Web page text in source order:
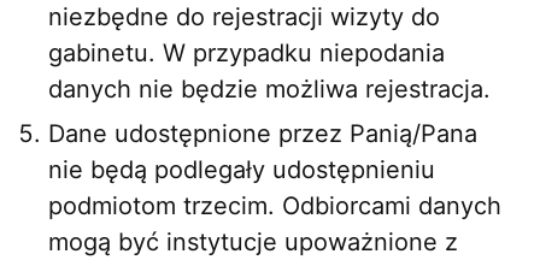
niezbędne do rejestracji wizyty do
gabinetu. W przypadku niepodania
danych nie będzie możliwa rejestracja.
Dane udostępnione przez Panią/Pana
nie będą podlegały udostępnieniu
podmiotom trzecim. Odbiorcami danych
mogą być instytucje upoważnione z